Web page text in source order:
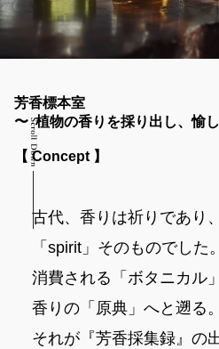
芳香標本室
〜 植物の香りを採り出し、愉
【 Concept 】
古代、香りは祈りであり
「spirit」そのものでした。
消費される「ボタニカル
香りの「原典」へと遡る。
それが『芳香採集録』の